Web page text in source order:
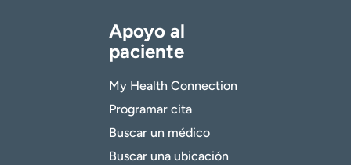
Apoyo al
paciente
My Health Connection
Programar cita
Buscar un médico
Buscar una ubicación